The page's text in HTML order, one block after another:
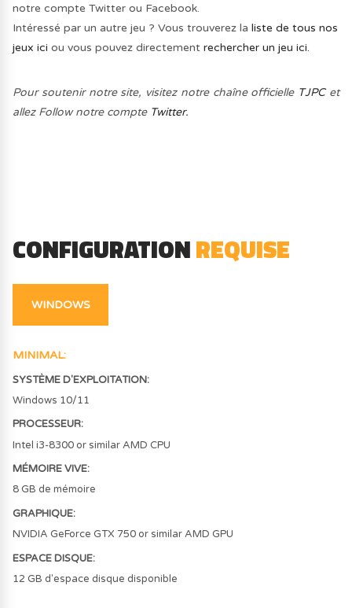
notre compte Twitter ou Facebook.
Intéressé par un autre jeu ? Vous trouverez laliste de tous nos
jeux ici ou vous pouvez directementrechercher un jeu ici.
Pour soutenir notre site, visitez notre chaîne officielle TJPCet
allez Follow notre compte Twitter.
CONFIGURATIONREQUISE
WINDOWS
MINIMAL:
SYSTÈME D'EXPLOITATION:
Windows 10/11
PROCESSEUR:
Intel i3-8300 or similar AMD CPU
MÉMOIRE VIVE:
8 GB de mémoire
GRAPHIQUE:
NVIDIA GeForce GTX 750 or similar AMD GPU
ESPACE DISQUE:
12 GB d'espace disque disponible